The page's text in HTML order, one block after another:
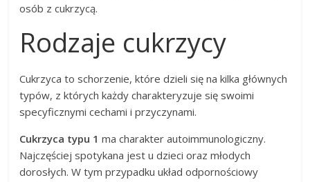
osób z cukrzycą.
Rodzaje cukrzycy
Cukrzyca to schorzenie, które dzieli się na kilka głównych
typów, z których każdy charakteryzuje się swoimi
specyficznymi cechami i przyczynami.
Cukrzyca typu 1 ma charakter autoimmunologiczny.
Najczęściej spotykana jest u dzieci oraz młodych
dorosłych. W tym przypadku układ odpornościowy